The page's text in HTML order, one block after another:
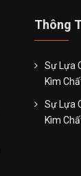
Thông
Sự Lựa
Kìm
Sự Lựa
Kìm